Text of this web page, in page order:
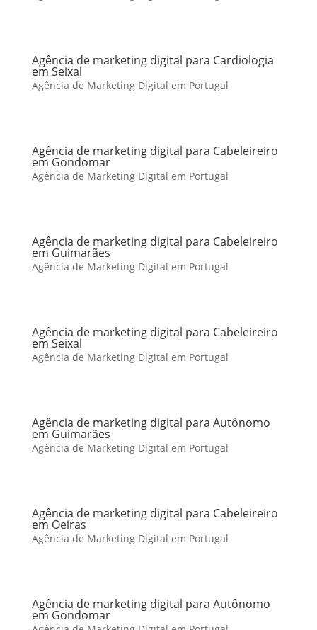
Agência de marketing digital para Cardiologia
em Seixal
Agência de Marketing Digital em Portugal
Agência de marketing digital para Cabeleireiro
em Gondomar
Agência de Marketing Digital em Portugal
Agência de marketing digital para Cabeleireiro
em Guimarães
Agência de Marketing Digital em Portugal
Agência de marketing digital para Cabeleireiro
em Seixal
Agência de Marketing Digital em Portugal
Agência de marketing digital para Autônomo
em Guimarães
Agência de Marketing Digital em Portugal
Agência de marketing digital para Cabeleireiro
em Oeiras
Agência de Marketing Digital em Portugal
Agência de marketing digital para Autônomo
em Gondomar